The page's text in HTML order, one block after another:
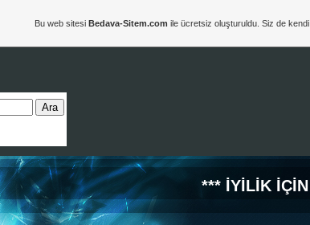
*** İYİLİK
Bu web sitesi Bedava-Sitem.com ile ücretsiz oluşturuldu. Siz de